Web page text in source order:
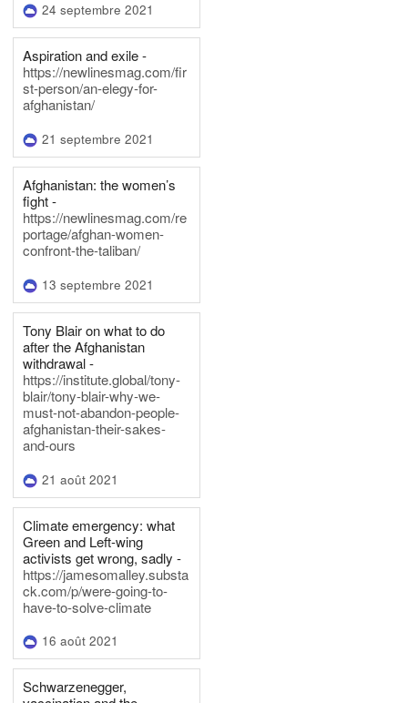
24 septembre 2021
Aspiration and exile -
https://newlinesmag.com/fir
st-person/an-elegy-for-
afghanistan/
21 septembre 2021
Afghanistan: the women’s
fight -
https://newlinesmag.com/re
portage/afghan-women-
confront-the-taliban/
13 septembre 2021
Tony Blair on what to do
after the Afghanistan
withdrawal -
https://institute.global/tony-
blair/tony-blair-why-we-
must-not-abandon-people-
afghanistan-their-sakes-
and-ours
21 août 2021
Climate emergency: what
Green and Left-wing
activists get wrong, sadly -
https://jamesomalley.substa
ck.com/p/were-going-to-
have-to-solve-climate
16 août 2021
Schwarzenegger,